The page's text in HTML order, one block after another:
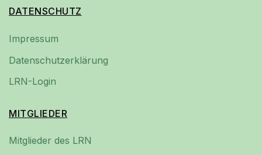
DATENSCHUTZ
Impressum
Datenschutzerklärung
LRN-Login
MITGLIEDER
Mitglieder des LRN